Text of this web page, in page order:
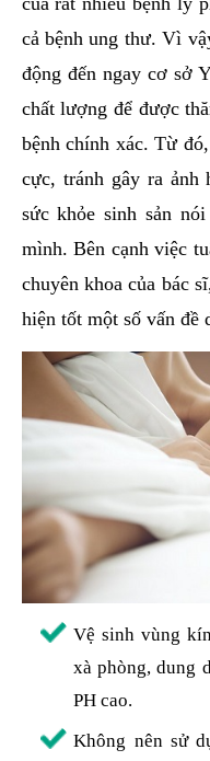
cả bệnh ung thư. Vì
động đến ngay cơ sở
chất lượng để được
bệnh chính xác. Từ
cực, tránh gây ra ảnh
sức khỏe sinh sản
mình. Bên cạnh việc
chuyên khoa của bác
hiện tốt một số vấn đề
Vệ sinh vùng
xà phòng, dung
PH cao.
Không nên sử